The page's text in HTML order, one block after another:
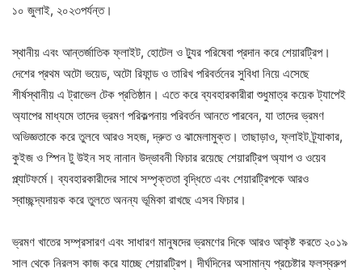
১০ জুলাই, ২০২৩পর্যন্ত।
স্থানীয় এবং আন্তর্জাতিক ফ্লাইট, হোটেল ও ট্যুর পরিষেবা প্রদান করে শেয়ারট্রিপ।
দেশের প্রথম অটো ভয়েড, অটো রিফান্ড ও তারিখ পরিবর্তনের সুবিধা নিয়ে এসেছে
শীর্ষস্থানীয় এ ট্রাভেল টেক প্রতিষ্ঠান। এতে করে ব্যবহারকারীরা শুধুমাত্র কয়েক ট্যাপেই
অ্যাপের মাধ্যমে তাদের ভ্রমণ পরিকল্পনায় পরিবর্তন আনতে পারবেন, যা তাদের ভ্রমণ
অভিজ্ঞতাকে করে তুলবে আরও সহজ, দ্রুত ও ঝামেলামুক্ত। তাছাড়াও, ফ্লাইট ট্র্যাকার,
কুইজ ও স্পিন টু উইন সহ নানান উদ্ভাবনী ফিচার রয়েছে শেয়ারট্রিপ অ্যাপ ও ওয়েব
প্ল্যাটফর্মে। ব্যবহারকারীদের সাথে সম্পৃক্ততা বৃদ্ধিতে এবং শেয়ারট্রিপকে আরও
স্বাচ্ছন্দ্যদায়ক করে তুলতে অনন্য ভূমিকা রাখছে এসব ফিচার।
ভ্রমণ খাতের সম্প্রসারণ এবং সাধারণ মানুষদের ভ্রমণের দিকে আরও আকৃষ্ট করতে ২০১৯
সাল থেকে নিরলস কাজ করে যাচ্ছে শেয়ারট্রিপ। দীর্ঘদিনের অসামান্য প্রচেষ্টার ফলস্বরুপ